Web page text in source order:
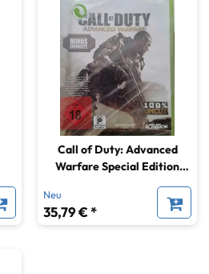
Call of Duty: Advanced
Warfare Special Edition
Bonus Exoskelett [Xbox
Neu
35,79 € *